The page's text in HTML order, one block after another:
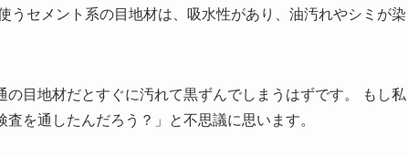
うセメント系の目地材は、吸水性があり、油汚れやシミが染
目地材だとすぐに汚れて黒ずんでしまうはずです。 もし私
を通したんだろう？」と不思議に思います。